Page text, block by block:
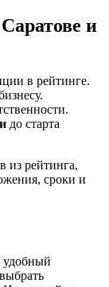
и
в рейтинге.
до старта
из рейтинга,
сроки и